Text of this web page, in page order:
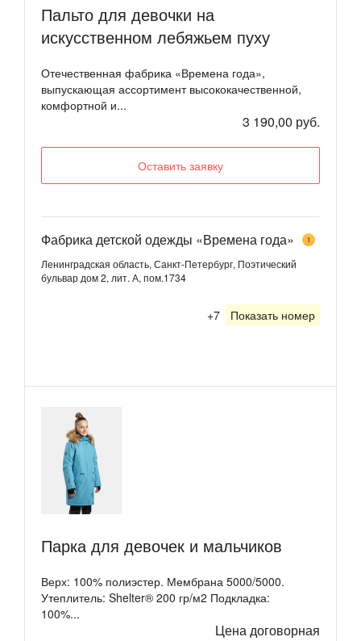
Пальто для девочки на
искусственном лебяжьем пуху
Отечественная фабрика «Времена года»,
выпускающая ассортимент высококачественной,
комфортной и...
3 190,00 руб.
Оставить заявку
Фабрика детской одежды «Времена года» 1
Ленинградская область, Санкт-Петербург, Поэтический
бульвар дом 2, лит. А, пом.1734
+7 Показать номер
Парка для девочек и мальчиков
Верх: 100% полиэстер. Мембрана 5000/5000.
Утеплитель: Shelter® 200 гр/м2 Подкладка:
100%...
Цена договорная